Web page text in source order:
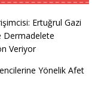
Ertuğrul Gazi
Dermadelete
Veriyor
Yönelik Afet